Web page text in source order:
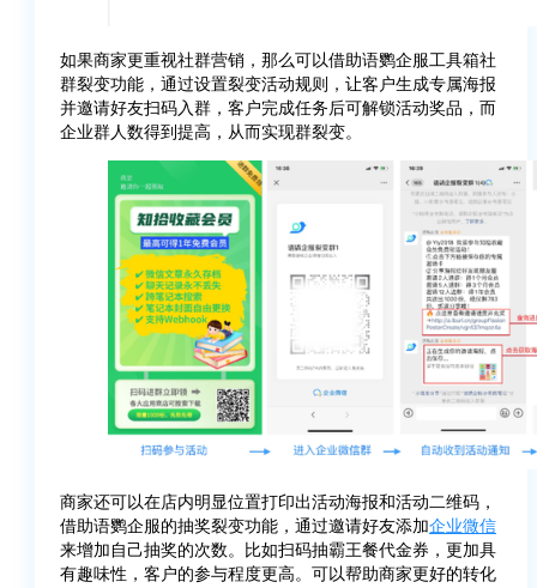
如果商家更重视社群营销，那么可以借助语鹦企服工具箱社
群裂变功能，通过设置裂变活动规则，让客户生成专属海报
并邀请好友扫码入群，客户完成任务后可解锁活动奖品，而
企业群人数得到提高，从而实现群裂变。
商家还可以在店内明显位置打印出活动海报和活动二维码，
借助语鹦企服的抽奖裂变功能，通过邀请好友添加企业微信
来增加自己抽奖的次数。比如扫码抽霸王餐代金券，更加具
有趣味性，客户的参与程度更高。可以帮助商家更好的转化